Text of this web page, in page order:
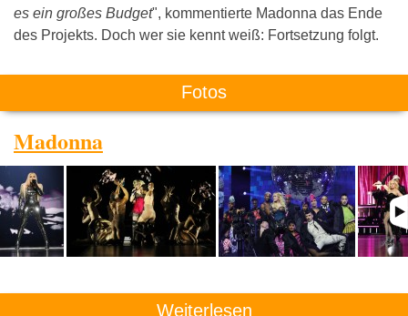
es ein großes Budget", kommentierte Madonna das Ende
des Projekts. Doch wer sie kennt weiß: Fortsetzung folgt.
Fotos
Madonna
Weiterlesen